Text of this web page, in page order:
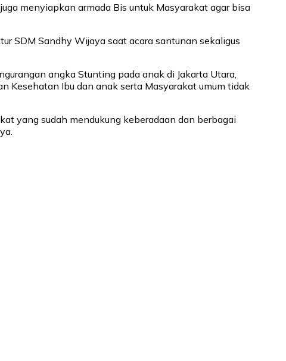
menyiapkan armada Bis untuk Masyarakat agar bisa
SDM Sandhy Wijaya saat acara santunan sekaligus
angka Stunting pada anak di Jakarta Utara,
Kesehatan Ibu dan anak serta Masyarakat umum tidak
yang sudah mendukung keberadaan dan berbagai